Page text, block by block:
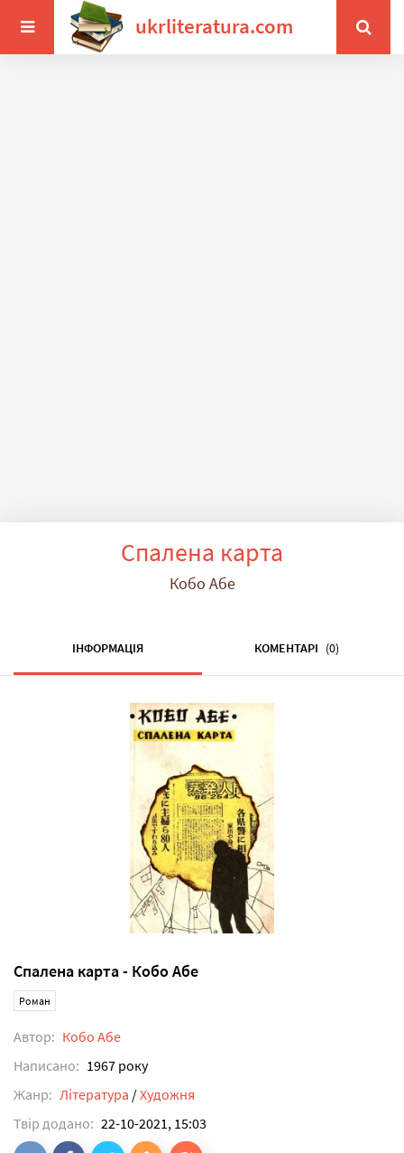
ukrliteratura.com
Спалена карта
Кобо Абе
ІНФОРМАЦІЯ КОМЕНТАРІ (0)
Спалена карта - Кобо Абе
Роман
Автор: Кобо Абе
Написано: 1967 року
Жанр: Література /Художня
Твір додано: 22-10-2021, 15:03